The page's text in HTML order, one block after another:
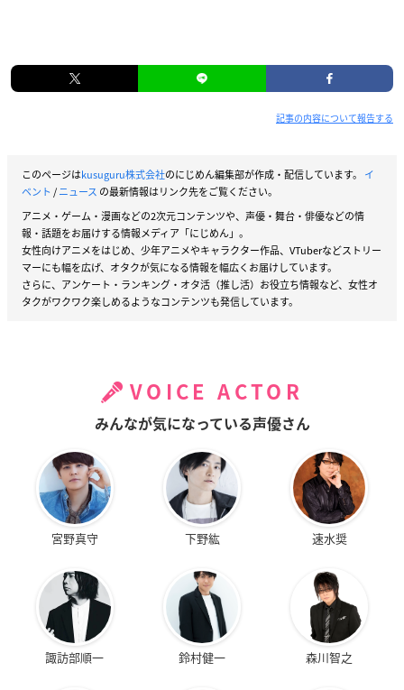
記事の内容について報告する
このページはkusuguru株式会社のにじめん編集部が作成・配信しています。 イ
ベント /ニュース の最新情報はリンク先をご覧ください。
アニメ・ゲーム・漫画などの2次元コンテンツや、声優・舞台・俳優などの情
報・話題をお届けする情報メディア「にじめん」。
女性向けアニメをはじめ、少年アニメやキャラクター作品、VTuberなどストリー
マーにも幅を広げ、オタクが気になる情報を幅広くお届けしています。
さらに、アンケート・ランキング・オタ活（推し活）お役立ち情報など、女性オ
タクがワクワク楽しめるようなコンテンツも発信しています。
VOICE ACTOR
みんなが気になっている声優さん
宮野真守 下野紘 速水奨
諏訪部順一 鈴村健一 森川智之